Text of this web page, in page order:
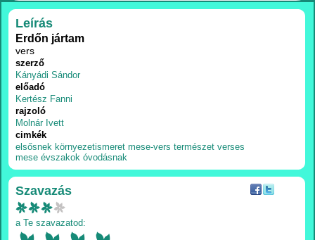
RÉSZLETEK
Leírás
Erdőn jártam
vers
szerző
Kányádi Sándor
előadó
Kertész Fanni
rajzoló
Molnár Ivett
cimkék
elsősnek környezetismeret mese-vers természet verses
mese évszakok óvodásnak
Szavazás
a Te szavazatod: